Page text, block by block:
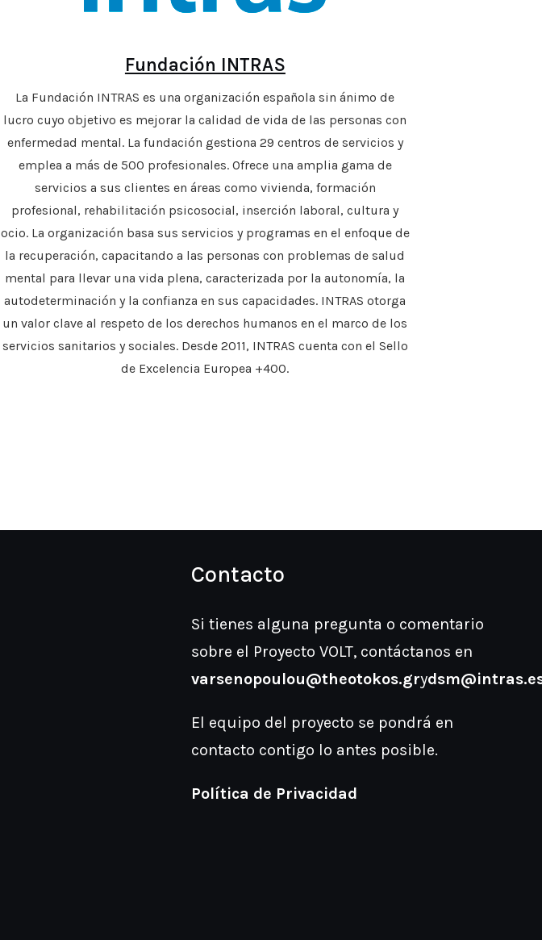
Fundación INTRAS
La Fundación INTRAS es una organización española sin ánimo de
lucro cuyo objetivo es mejorar la calidad de vida de las personas con
enfermedad mental. La fundación gestiona 29 centros de servicios y
emplea a más de 500 profesionales. Ofrece una amplia gama de
servicios a sus clientes en áreas como vivienda, formación
profesional, rehabilitación psicosocial, inserción laboral, cultura y
ocio. La organización basa sus servicios y programas en el enfoque de
la recuperación, capacitando a las personas con problemas de salud
mental para llevar una vida plena, caracterizada por la autonomía, la
autodeterminación y la confianza en sus capacidades. INTRAS otorga
un valor clave al respeto de los derechos humanos en el marco de los
servicios sanitarios y sociales. Desde 2011, INTRAS cuenta con el Sello
de Excelencia Europea +400.
Contacto
Si tienes alguna pregunta o comentario
sobre el Proyecto VOLT, contáctanos en
varsenopoulou@theotokos.gry
El equipo del proyecto se pondrá en
contacto contigo lo antes posible.
Política de Privacidad